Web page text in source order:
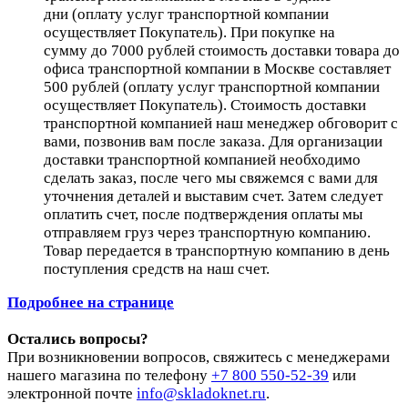
дни (оплату услуг транспортной компании
осуществляет Покупатель). При покупке на
сумму до 7000 рублей стоимость доставки товара до
офиса транспортной компании в Москве составляет
500 рублей (оплату услуг транспортной компании
осуществляет Покупатель). Стоимость доставки
транспортной компанией наш менеджер обговорит с
вами, позвонив вам после заказа. Для организации
доставки транспортной компанией необходимо
сделать заказ, после чего мы свяжемся с вами для
уточнения деталей и выставим счет. Затем следует
оплатить счет, после подтверждения оплаты мы
отправляем груз через транспортную компанию.
Товар передается в транспортную компанию в день
поступления средств на наш счет.
Подробнее на странице
Остались вопросы?
При возникновении вопросов, свяжитесь с менеджерами
нашего магазина по телефону +7 800 550-52-39 или
электронной почте info@skladoknet.ru.